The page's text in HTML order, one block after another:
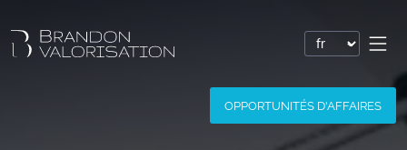
Valorisation financière
Valorisation express : Valo’Flash
OPPORTUNITÉS D'AFFAIRES